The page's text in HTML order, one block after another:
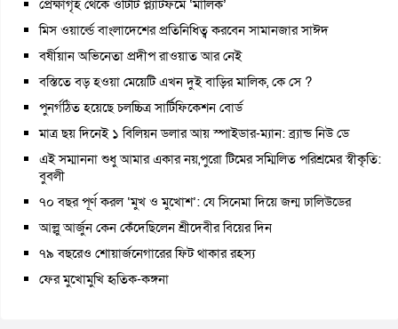
প্রেক্ষাগৃহ থেকে ওটিটি প্ল্যাটফর্মে ‘মালিক’
মিস ওয়ার্ল্ডে বাংলাদেশের প্রতিনিধিত্ব করবেন সামানজার সাঈদ
বর্ষীয়ান অভিনেতা প্রদীপ রাওয়াত আর নেই
বস্তিতে বড় হওয়া মেয়েটি এখন দুই বাড়ির মালিক, কে সে ?
পুনর্গঠিত হয়েছে চলচ্চিত্র সার্টিফিকেশন বোর্ড
মাত্র ছয় দিনেই ১ বিলিয়ন ডলার আয় স্পাইডার-ম্যান: ব্র্যান্ড নিউ ডে
এই সম্মাননা শুধু আমার একার নয়,পুরো টিমের সম্মিলিত পরিশ্রমের স্বীকৃতি:
বুবলী
৭০ বছর পূর্ণ করল ‘মুখ ও মুখোশ’: যে সিনেমা দিয়ে জন্ম ঢালিউডের
আল্লু আর্জুন কেন কেঁদেছিলেন শ্রীদেবীর বিয়ের দিন
৭৯ বছরেও শোয়ার্জনেগারের ফিট থাকার রহস্য
ফের মুখোমুখি হৃতিক-কঙ্গনা